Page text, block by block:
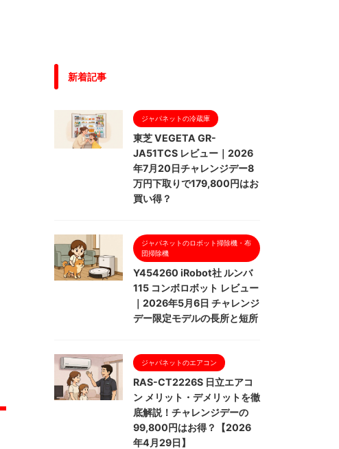
新着記事
ジャパネットの冷蔵庫
東芝 VEGETA GR-
JA51TCS レビュー｜2026
年7月20日チャレンジデー8
万円下取りで179,800円はお
買い得？
ジャパネットのロボット掃除機・布
団掃除機
Y454260 iRobot社 ルンバ
115 コンボロボット レビュー
｜2026年5月6日 チャレンジ
デー限定モデルの長所と短所
ジャパネットのエアコン
RAS-CT2226S 日立エアコ
ン メリット・デメリットを徹
底解説！チャレンジデーの
99,800円はお得？【2026
年4月29日】